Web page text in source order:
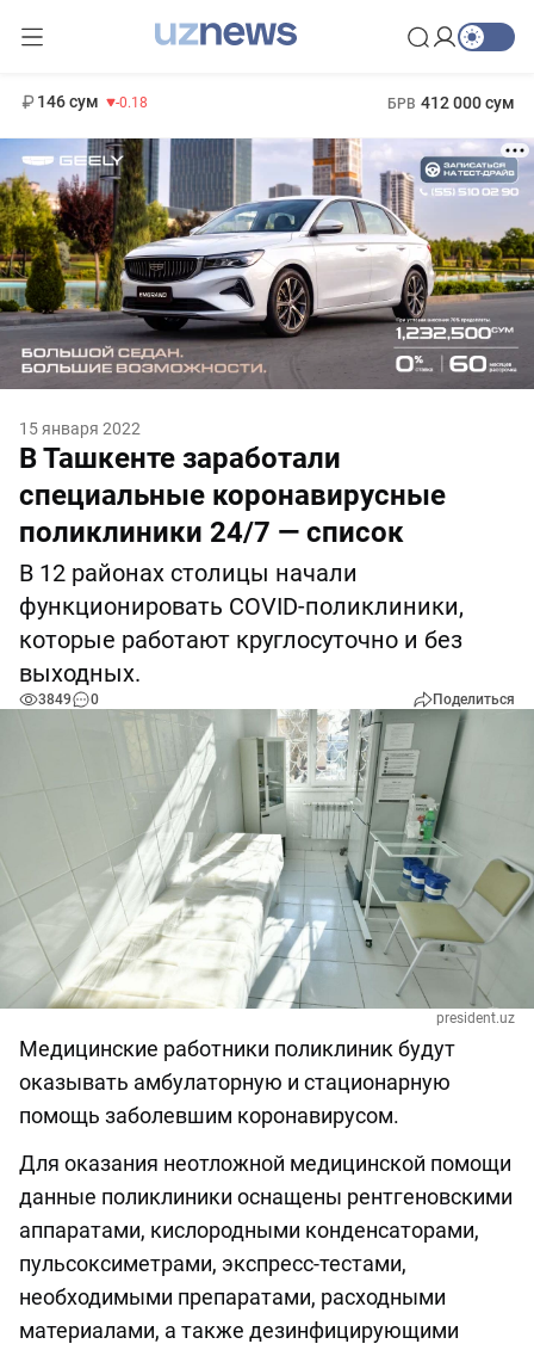
146 сум -0.18 БРВ 412 000 сум
15 января 2022
В Ташкенте заработали
специальные коронавирусные
поликлиники 24/7 — список
В 12 районах столицы начали
функционировать COVID-поликлиники,
которые работают круглосуточно и без
выходных.
3849 0 Поделиться
president.uz
Медицинские работники поликлиник будут
оказывать амбулаторную и стационарную
помощь заболевшим коронавирусом.
Для оказания неотложной медицинской помощи
данные поликлиники оснащены рентгеновскими
аппаратами, кислородными конденсаторами,
пульсоксиметрами, экспресс-тестами,
необходимыми препаратами, расходными
материалами, а также дезинфицирующими